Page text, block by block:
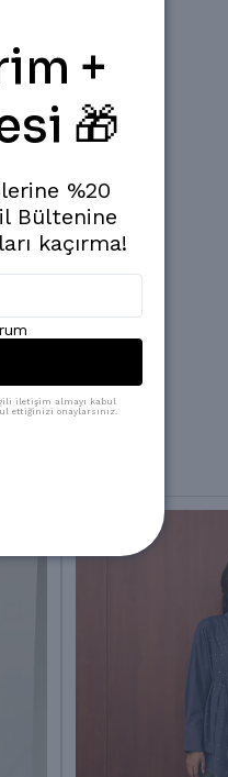
+
🎁
%20
Bültenine
kaçırma!
iletişim almayı kabul
ettiğinizi onaylarsınız.